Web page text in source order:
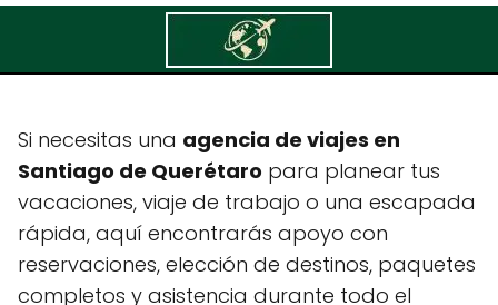
Mundo Turista Qro
Si necesitas una agencia de viajes en
Santiago de Querétaro para planear tus
vacaciones, viaje de trabajo o una escapada
rápida, aquí encontrarás apoyo con
reservaciones, elección de destinos, paquetes
completos y asistencia durante todo el